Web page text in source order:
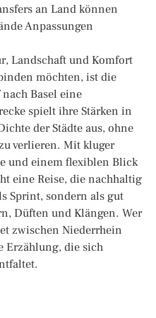
an Land können
Anpassungen
Landschaft und Komfort
möchten, ist die
Basel eine
spielt ihre Stärken in
der Städte aus, ohne
verlieren. Mit kluger
und einem flexiblen Blick
eine Reise, die nachhaltig
Sprint, sondern als gut
Düften und Klängen. Wer
zwischen Niederrhein
Erzählung, die sich